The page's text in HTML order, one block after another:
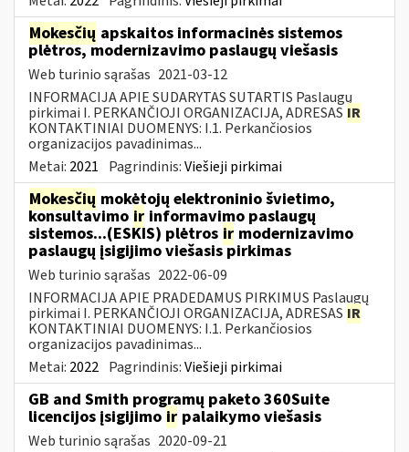
Mokesčių apskaitos informacinės sistemos
plėtros, modernizavimo paslaugų viešasis
Web turinio sąrašas 2021-03-12
INFORMACIJA APIE SUDARYTAS SUTARTIS Paslaugų
pirkimai I. PERKANČIOJI ORGANIZACIJA, ADRESAS IR
KONTAKTINIAI DUOMENYS: I.1. Perkančiosios
organizacijos pavadinimas...
Metai: 2021 Pagrindinis:Viešieji pirkimai
Mokesčių mokėtojų elektroninio švietimo,
konsultavimo ir informavimo paslaugų
sistemos...(ESKIS) plėtros ir modernizavimo
paslaugų įsigijimo viešasis pirkimas
Web turinio sąrašas 2022-06-09
INFORMACIJA APIE PRADEDAMUS PIRKIMUS Paslaugų
pirkimai I. PERKANČIOJI ORGANIZACIJA, ADRESAS IR
KONTAKTINIAI DUOMENYS: I.1. Perkančiosios
organizacijos pavadinimas...
Metai: 2022 Pagrindinis:Viešieji pirkimai
GB and Smith programų paketo 360Suite
licencijos įsigijimo ir palaikymo viešasis
Web turinio sąrašas 2020-09-21